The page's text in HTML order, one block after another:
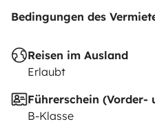
Bedingungen des
Reisen im Ausland
Erlaubt
Führerschein (Vorder-
B-Klasse